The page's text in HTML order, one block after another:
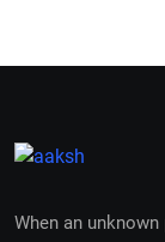
When an